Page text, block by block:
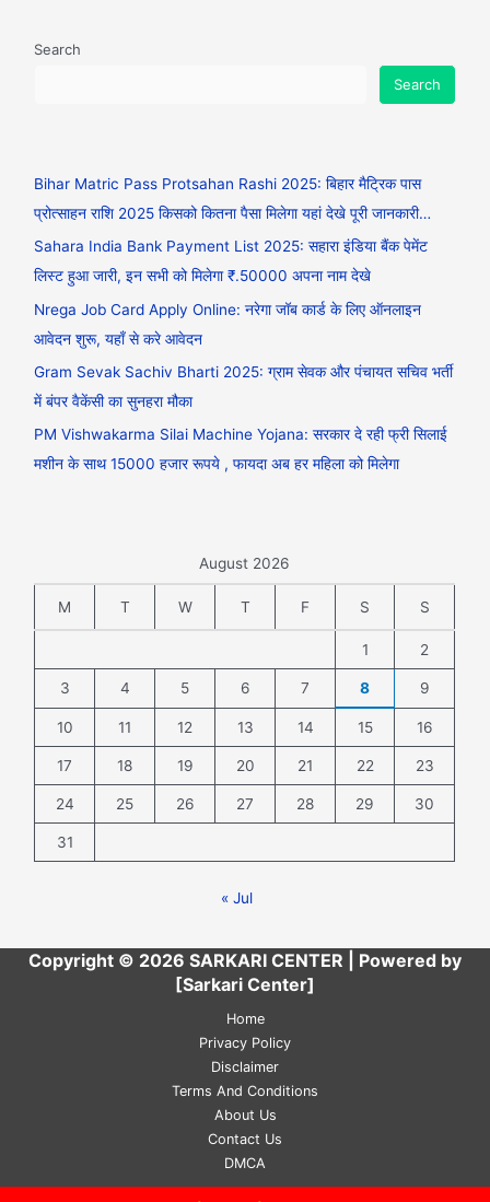
Search
Search
Bihar Matric Pass Protsahan Rashi 2025: बिहार मैट्रिक पास
प्रोत्साहन राशि 2025 किसको कितना पैसा मिलेगा यहां देखे पूरी जानकारी…
Sahara India Bank Payment List 2025: सहारा इंडिया बैंक पेमेंट
लिस्ट हुआ जारी, इन सभी को मिलेगा ₹.50000 अपना नाम देखे
Nrega Job Card Apply Online: नरेगा जॉब कार्ड के लिए ऑनलाइन
आवेदन शुरू, यहाँ से करे आवेदन
Gram Sevak Sachiv Bharti 2025: ग्राम सेवक और पंचायत सचिव भर्ती
में बंपर वैकेंसी का सुनहरा मौका
PM Vishwakarma Silai Machine Yojana: सरकार दे रही फ्री सिलाई
मशीन के साथ 15000 हजार रूपये , फायदा अब हर महिला को मिलेगा
August 2026
M T W T F S S
1 2
3 4 5 6 7 8 9
10 11 12 13 14 15 16
17 18 19 20 21 22 23
24 25 26 27 28 29 30
31
« Jul
Copyright © 2026 SARKARI CENTER | Powered by
[Sarkari Center]
Home
Privacy Policy
Disclaimer
Terms And Conditions
About Us
Contact Us
DMCA